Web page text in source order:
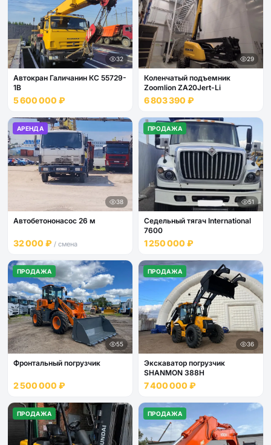
32
Автокран Галичанин КС 55729-
1В
5 600 000 ₽
29
Коленчатый подъемник
Zoomlion ZA20Jert-Li
6 803 390 ₽
АРЕНДА
38
Автобетононасос 26 м
32 000 ₽ / смена
ПРОДАЖА
51
Седельный тягач International
7600
1 250 000 ₽
ПРОДАЖА
55
Фронтальный погрузчик
2 500 000 ₽
ПРОДАЖА
36
Экскаватор погрузчик
SHANMON 388H
7 400 000 ₽
ПРОДАЖА ПРОДАЖА